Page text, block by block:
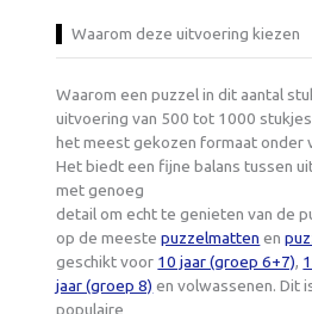
Waarom deze uitvoering kiezen
Waarom een puzzel in dit aantal
uitvoering van 500 tot 1000
het meest gekozen formaat onder
Het biedt een fijne balans tussen
met genoeg
detail om echt te genieten van de
op de meestepuzzelmatten en
geschikt voor 10 jaar (groep 6+7),
jaar (groep 8) en volwassenen. Dit
populaire